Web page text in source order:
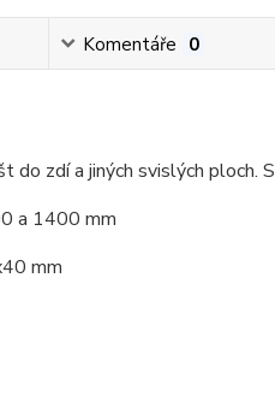
Komentáře 0
do zdí a jiných svislých ploch.
a 1400 mm
mm